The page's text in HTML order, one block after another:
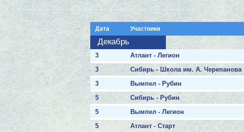
Дата Участники
Декабрь
3 Атлант - Легион
3 Сибирь - Школа им. А. Черепанова
3 Вымпел - Рубин
5 Сибирь - Рубин
5 Вымпел - Легион
5 Атлант - Старт